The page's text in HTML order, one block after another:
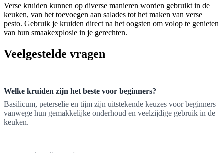
Verse kruiden kunnen op diverse manieren worden gebruikt in de
keuken, van het toevoegen aan salades tot het maken van verse
pesto. Gebruik je kruiden direct na het oogsten om volop te genieten
van hun smaakexplosie in je gerechten.
Veelgestelde vragen
Welke kruiden zijn het beste voor beginners?
Basilicum, peterselie en tijm zijn uitstekende keuzes voor beginners
vanwege hun gemakkelijke onderhoud en veelzijdige gebruik in de
keuken.